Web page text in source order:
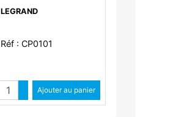
LEGRAND
Réf : CP0101
Quantité
Augmenter quantité
Diminuer quantité
Ajouter au panier